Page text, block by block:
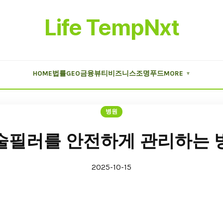
Life TempNxt
HOME법률GEO금융뷰티 비즈니스조명푸드MORE ▼
병원
필러를 안전하게 관리하는
2025-10-15